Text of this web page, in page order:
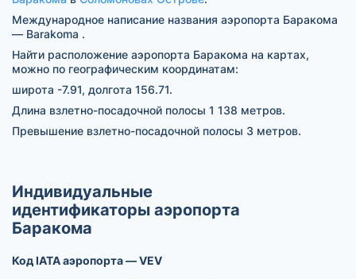
Международное написание названия аэропорта Баракома
— Barakoma .
Найти расположение аэропорта Баракома на картах,
можно по географическим координатам:
широта -7.91, долгота 156.71.
Длина взлетно-посадочной полосы 1 138 метров.
Превышение взлетно-посадочной полосы 3 метров.
Индивидуальные
идентификаторы аэропорта
Баракома
Код IATA аэропорта — VEV